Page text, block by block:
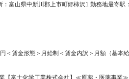
：富山県中新川郡上市町郷柿沢1 勤務地最寄
＜賃金形態＞月給制＜賃金内訳＞月額（基本
【富士化学工業株式会社】≪原薬・医薬事業